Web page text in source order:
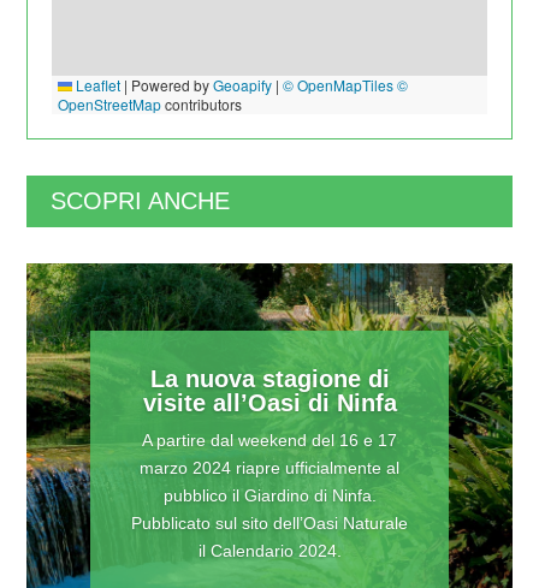
Leaflet | Powered byGeoapify |© OpenMapTiles ©
OpenStreetMapcontributors
SCOPRI ANCHE
La nuova stagione di
visite all’Oasi di Ninfa
A partire dal weekend del 16 e 17
marzo 2024 riapre ufficialmente al
pubblico il Giardino di Ninfa.
Pubblicato sul sito dell’Oasi Naturale
il Calendario 2024.